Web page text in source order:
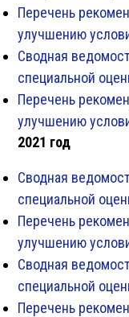
Перечень
улучшению
Сводная
специальной
Перечень
улучшению
2021 год
Сводная
специальной
Перечень
улучшению
Сводная
специальной
Перечень